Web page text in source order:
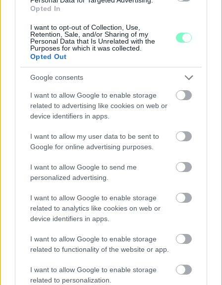
Opted In
I want to opt-out of Collection, Use,
Retention, Sale, and/or Sharing of my
Personal Data that Is Unrelated with the
Purposes for which it was collected.
Opted Out
Google consents
I want to allow Google to enable storage
related to advertising like cookies on web or
device identifiers in apps.
I want to allow my user data to be sent to
Google for online advertising purposes.
I want to allow Google to send me
personalized advertising.
I want to allow Google to enable storage
related to analytics like cookies on web or
device identifiers in apps.
I want to allow Google to enable storage
related to functionality of the website or app.
I want to allow Google to enable storage
related to personalization.
PIKNIK ITALOK: ÍZEK ÉS ÉLMÉNYEK A SZABADBAN
Ahogy tavaszodik és a nap egyre tovább marad velünk, sokaknak
támad kedve kirándulni a természetbe.